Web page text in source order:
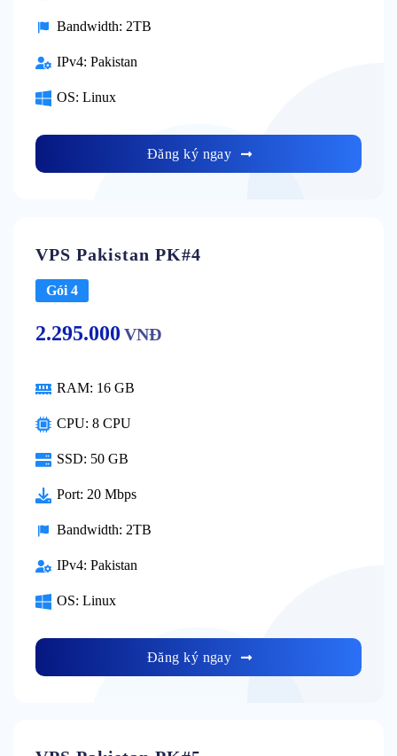
Bandwidth: 2TB
IPv4: Pakistan
OS: Linux
Đăng ký ngay
VPS Pakistan PK#4
Gói 4
2.295.000 VNĐ
RAM: 16 GB
CPU: 8 CPU
SSD: 50 GB
Port: 20 Mbps
Bandwidth: 2TB
IPv4: Pakistan
OS: Linux
Đăng ký ngay